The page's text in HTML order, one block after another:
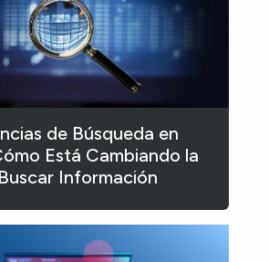
de Búsqueda en
Está Cambiando la
Información